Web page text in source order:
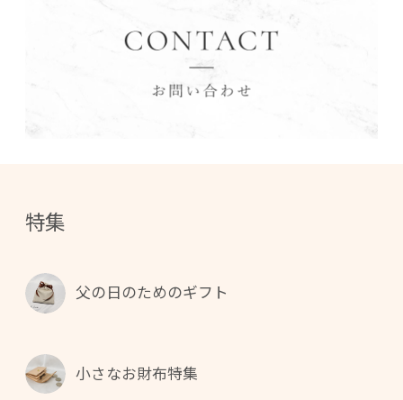
特集
父の日のためのギフト
小さなお財布特集